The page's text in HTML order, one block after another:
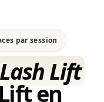
par session
Lash Lift
en